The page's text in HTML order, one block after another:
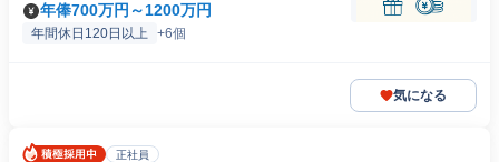
年俸700万円～1200万円
年間休日120日以上 +6個
気になる
正社員